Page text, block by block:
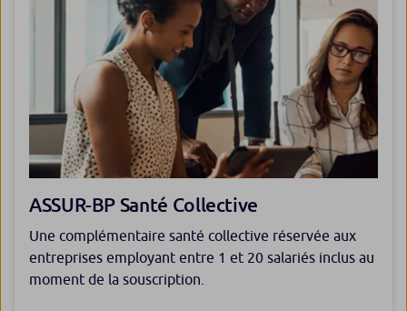
ASSUR-BP Santé Collective
Une complémentaire santé collective réservée aux
entreprises employant entre 1 et 20 salariés inclus au
moment de la souscription.